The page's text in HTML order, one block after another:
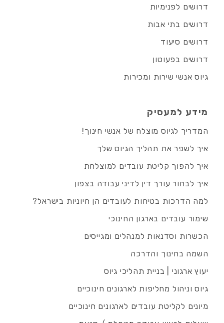
דרושים לפנימיות
דרושים בתי אבות
דרושים סיעוד
דרושים בפעוטון
גיוס אנשי שירות ומכירות
מידע למעסיק
המדריך לגיוס מוצלח של אנשי חינוך!
איך לשפר את תהליך הגיוס שלך
איך להפוך קליטת עובדים למוצלחת
איך לבחור עורך דין לדיני עבודה בצפון
למה הדרכות בטיחות לעובדים הן חיוניות בישראל?
שימור עובדים בארגון החינוכי
הכשרות וסדנאות למנהלים ומגייסים
השמה בחינוך והדרכה
יעוץ ארגוני | בניית תהליכי גיוס
גיוס וניהול מחליפות לארגונים חינוכיים
מיונים לקליטת עובדים לארגונים חינוכיים